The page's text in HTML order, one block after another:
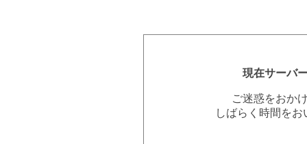
現在サーバ
ご迷惑をおか
しばらく時間を